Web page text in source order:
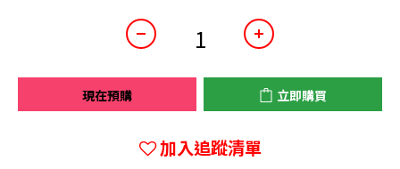
現在預購 立即購買
加入追蹤清單